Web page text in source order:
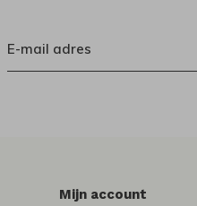
Mijn account